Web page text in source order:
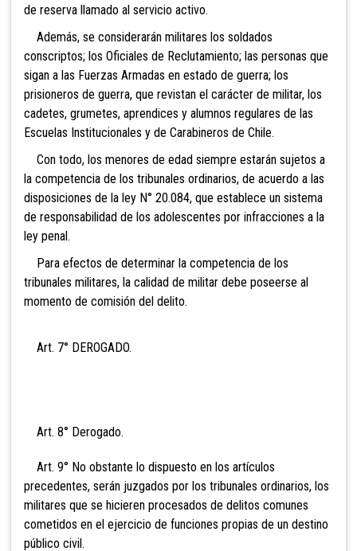
de reserva llamado al servicio activo.
Además, se considerarán militares los soldados
conscriptos; los Oficiales de Reclutamiento; las personas que
sigan a las Fuerzas Armadas en estado de guerra; los
prisioneros de guerra, que revistan el carácter de militar, los
cadetes, grumetes, aprendices y alumnos regulares de las
Escuelas Institucionales y de Carabineros de Chile.
Con todo, los menores de edad siempre estarán sujetos a
la competencia de los tribunales ordinarios, de acuerdo a las
disposiciones de la ley N° 20.084, que establece un sistema
de responsabilidad de los adolescentes por infracciones a la
ley penal.
Para efectos de determinar la competencia de los
tribunales militares, la calidad de militar debe poseerse al
momento de comisión del delito.
Art. 7° DEROGADO.
Art. 8° Derogado.
Art. 9° No obstante lo dispuesto en los artículos
precedentes, serán juzgados por los tribunales ordinarios, los
militares que se hicieren procesados de delitos comunes
cometidos en el ejercicio de funciones propias de un destino
público civil.